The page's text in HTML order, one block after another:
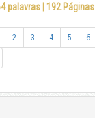
palavras | 192 Páginas
2 3 4 5 6